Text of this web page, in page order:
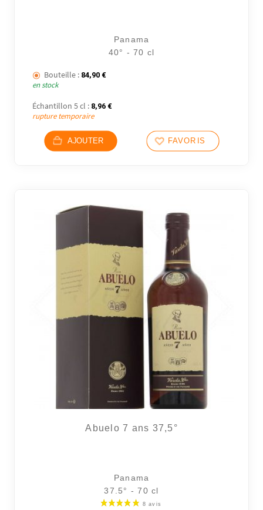
Panama
40° - 70 cl
Bouteille : 84,90 €
en stock
Échantillon 5 cl : 8,96 €
rupture temporaire
AJOUTER FAVORIS
Abuelo 7 ans 37,5°
Panama
37.5° - 70 cl